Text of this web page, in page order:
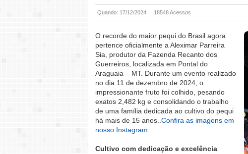
Quando: 17/12/2024 18548 Acessos
O recorde do maior pequi do Brasil agora
pertence oficialmente a Aleximar Parreira
Sia, produtor da Fazenda Recanto dos
Guerreiros, localizada em Pontal do
Araguaia – MT. Durante um evento realizado
no dia 11 de dezembro de 2024, o
impressionante fruto foi colhido, pesando
exatos 2,482 kg e consolidando o trabalho
de uma família dedicada ao cultivo do pequi
há mais de 15 anos.. Confira as imagens em
nosso Instagram.
Cultivo com dedicação e excelência